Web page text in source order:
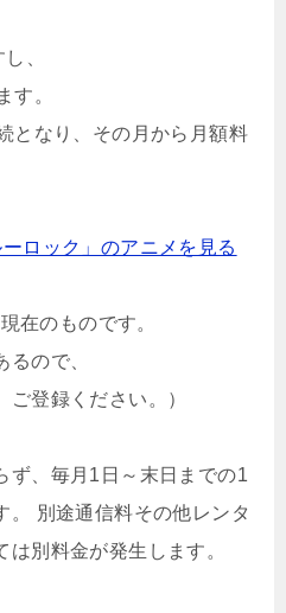
、
す。
となり、その月から月額料
ロック」のアニメを見る
在のものです。
ので、
登録ください。）
、毎月1日～末日までの1
。 別途通信料その他レンタ
別料金が発生します。